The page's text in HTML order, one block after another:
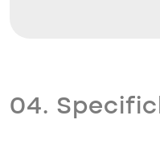
04.